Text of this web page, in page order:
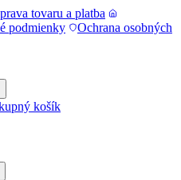
tovaru a platba
podmienky
Ochrana osobných
košík